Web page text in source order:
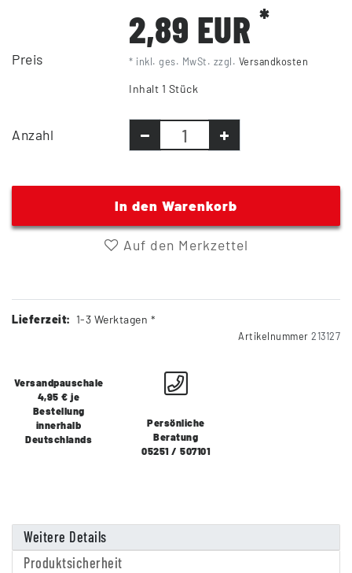
Preis
2,89 EUR *
* inkl. ges. MwSt. zzgl. Versandkosten
Inhalt 1 Stück
Anzahl
In den Warenkorb
Auf den Merkzettel
Lieferzeit: 1-3 Werktagen *
Artikelnummer 213127
Versandpauschale
4,95 € je
Bestellung
innerhalb
Deutschlands
Persönliche
Beratung
05251 / 507101
Weitere Details
Produktsicherheit